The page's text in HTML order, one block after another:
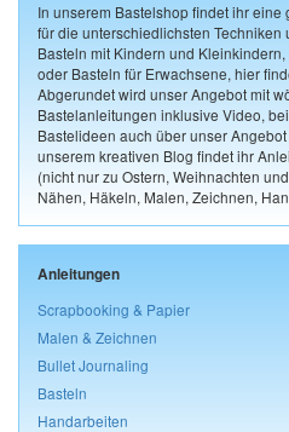
In unserem Bastelshop findet ihr
für die unterschiedlichsten Techniken
Basteln mit Kindern und
oder Basteln für Erwachsene, hier
Abgerundet wird unser Angebot mit
Bastelanleitungen inklusive Video,
Bastelideen auch über unser
unserem kreativen Blog findet ihr
(nicht nur zu Ostern, Weihnachten
Nähen, Häkeln, Malen, Zeichnen,
Anleitungen
Scrapbooking & Papier
Malen & Zeichnen
Bullet Journaling
Basteln
Handarbeiten